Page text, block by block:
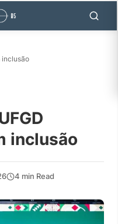
inclusão
inclusão
4 min Read